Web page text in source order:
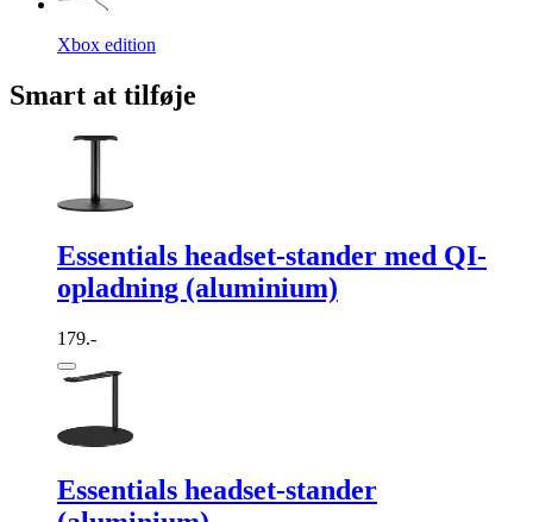
Xbox edition
Smart at tilføje
Essentials headset-stander med QI-
opladning (aluminium)
179.-
Essentials headset-stander